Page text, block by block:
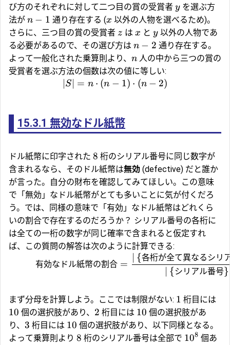
び方のそれぞれに対して二つ目の賞の受賞者 yを選ぶ方
法が n − 1 通り存在する (x 以外の人物を選べるため)。
さらに、三つ目の賞の受賞者 z は x と y以外の人物であ
る必要があるので、その選び方は n − 2 通り存在する。
よって一般化された乗算則より、 n 人の中から三つの賞の
受賞者を選ぶ方法の個数は次の値に等しい:
S = n ⋅ (n − 1) ⋅ (n − 2)
15.3.1 無効なドル紙幣
ドル紙幣に印字された 8 桁のシリアル番号に同じ数字が
含まれるなら、そのドル紙幣は無効 (defective) だと誰か
が言った。自分の財布を確認してみてほしい。この意味
で「無効」なドル紙幣がとても多いことに気が付くだろ
う。では、同様の意味で「有効」なドル紙幣はどれくら
いの割合で存在するのだろうか？ シリアル番号の各桁に
は全ての一桁の数字が同じ確率で含まれると仮定すれ
ば、この質問の解答は次のように計算できる:
有効なドル紙幣の割合 =
∣ {シリアル番号}
{各桁が全て異なるシリ
まず分母を計算しよう。ここでは制限がない: 1 桁目には
10 個の選択肢があり、 2 桁目には 10 個の選択肢があ
り、 3 桁目には 10 個の選択肢があり、以下同様となる。
よって乗算則より 8 桁のシリアル番号は全部で 108 個あ